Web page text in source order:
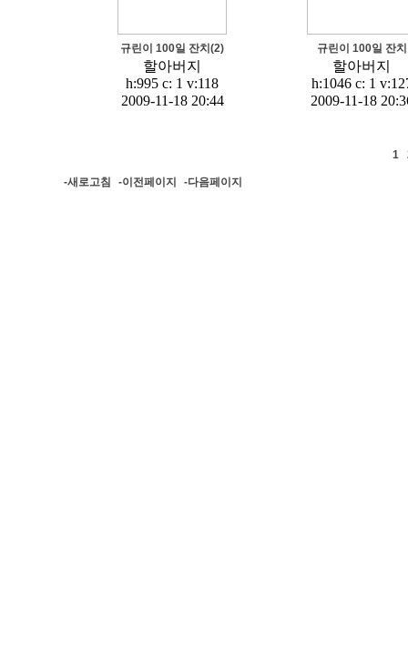
규린이 100일 잔치(2)
할아버지
h:995 c: 1 v:118
2009-11-18 20:44
규린이 100일 잔치
할아버지
h:1046 c: 1
2009-11-18
1
-새로고침 -이전페이지 -다음페이지